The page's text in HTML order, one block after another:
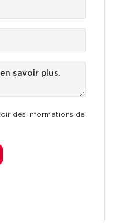
des informations de